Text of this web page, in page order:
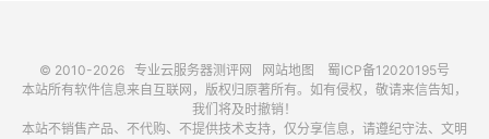
© 2010-2026 专业云服务器测评网 网站地图
蜀ICP备12020195号
本站所有软件信息来自互联网，版权归原著所有。如有侵权，敬请来信告知，
我们将及时撤销！
本站不销售产品、不代购、不提供技术支持，仅分享信息，请遵纪守法、文明